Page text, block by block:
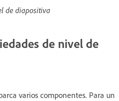
de diapositiva
de nivel de
varios componentes. Para un